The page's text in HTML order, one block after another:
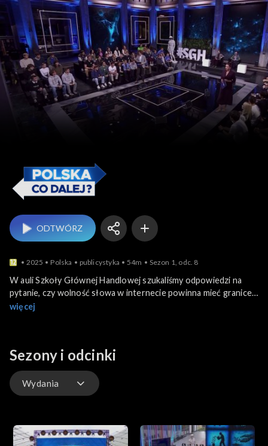
Polska. Co dalej?
ODTWÓRZ
2025 Polska publicystyka 54m Sezon 1, odc. 8
W auli Szkoły Głównej Handlowej szukaliśmy odpowiedzi na
pytanie, czy wolność słowa w internecie powinna mieć granice.
Program prowadzili Dominika Komarnicka i Igor Demianiuk.
więcej
Sezony i odcinki
Wydania